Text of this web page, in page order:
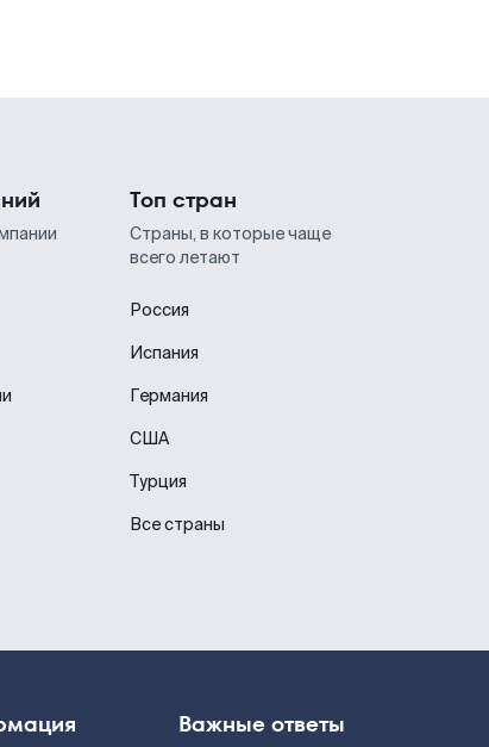
Топ стран
Страны, в которые чаще
всего летают
Россия
Испания
Германия
США
Турция
Все страны
Важные ответы